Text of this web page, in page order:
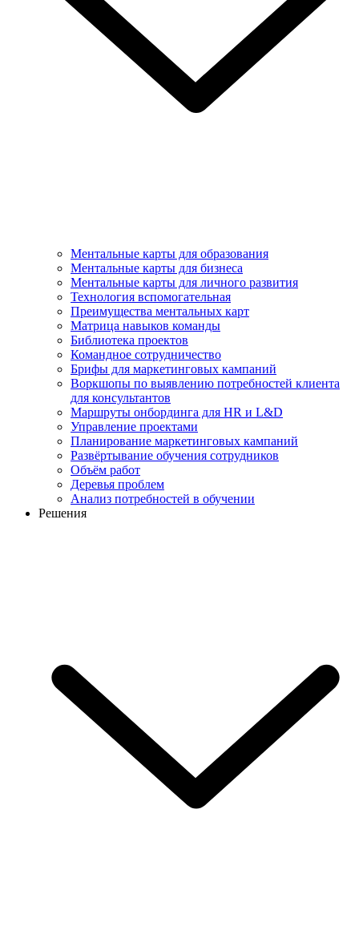
Ментальные карты для образования
Ментальные карты для бизнеса
Ментальные карты для личного развития
Технология вспомогательная
Преимущества ментальных карт
Матрица навыков команды
Библиотека проектов
Командное сотрудничество
Брифы для маркетинговых кампаний
Воркшопы по выявлению потребностей клиента
для консультантов
Маршруты онбординга для HR и L&D
Управление проектами
Планирование маркетинговых кампаний
Развёртывание обучения сотрудников
Объём работ
Деревья проблем
Анализ потребностей в обучении
Решения